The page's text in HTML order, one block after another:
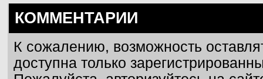
КОММЕНТАРИИ
К сожалению, возможность
доступна только